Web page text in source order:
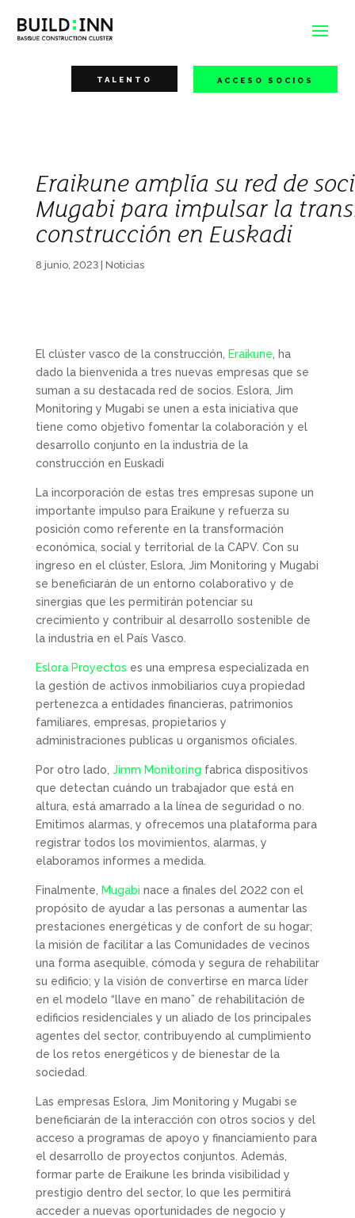
TALENTO ACCESO SOCIOS
Eraikune amplía su red de
Mugabi para impulsar la
construcción en Euskadi
8 junio, 2023| Noticias
El clúster vasco de la construcción, Eraikune , ha
dado la bienvenida a tres nuevas empresas que se
suman a su destacada red de socios. Eslora, Jim
Monitoring y Mugabi se unen a esta iniciativa que
tiene como objetivo fomentar la colaboración y el
desarrollo conjunto en la industria de la
construcción en Euskadi
La incorporación de estas tres empresas supone un
importante impulso para Eraikune y refuerza su
posición como referente en la transformación
económica, social y territorial de la CAPV. Con su
ingreso en el clúster, Eslora, Jim Monitoring y Mugabi
se beneficiarán de un entorno colaborativo y de
sinergias que les permitirán potenciar su
crecimiento y contribuir al desarrollo sostenible de
la industria en el País Vasco.
Eslora Proyectos es una empresa especializada en
la gestión de activos inmobiliarios cuya propiedad
pertenezca a entidades financieras, patrimonios
familiares, empresas, propietarios y
administraciones publicas u organismos oficiales.
Por otro lado, Jimm Monitoring fabrica dispositivos
que detectan cuándo un trabajador que está en
altura, está amarrado a la línea de seguridad o no.
Emitimos alarmas, y ofrecemos una plataforma para
registrar todos los movimientos, alarmas, y
elaboramos informes a medida.
Finalmente, Mugabi nace a finales del 2022 con el
propósito de ayudar a las personas a aumentar las
prestaciones energéticas y de confort de su hogar;
la misión de facilitar a las Comunidades de vecinos
una forma asequible, cómoda y segura de rehabilitar
su edificio; y la visión de convertirse en marca líder
en el modelo “llave en mano” de rehabilitación de
edificios residenciales y un aliado de los principales
agentes del sector, contribuyendo al cumplimiento
de los retos energéticos y de bienestar de la
sociedad.
Las empresas Eslora, Jim Monitoring y Mugabi se
beneficiarán de la interacción con otros socios y del
acceso a programas de apoyo y financiamiento para
el desarrollo de proyectos conjuntos. Además,
formar parte de Eraikune les brinda visibilidad y
prestigio dentro del sector, lo que les permitirá
acceder a nuevas oportunidades de negocio y